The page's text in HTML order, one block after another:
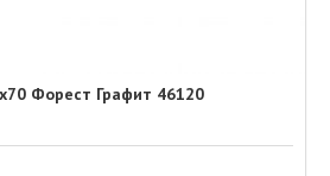
Форест Графит 46120